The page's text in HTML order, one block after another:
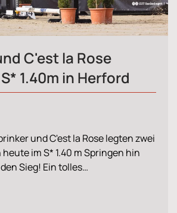
C'est la Rose
1.40m in Herford
und C'est la Rose legten zwei
im S* 1.40 m Springen hin
Sieg! Ein tolles…